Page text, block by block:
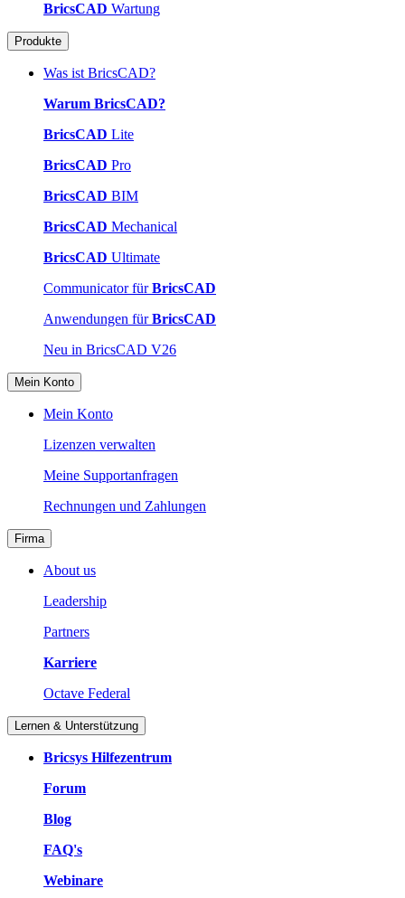
BricsCAD Wartung
Produkte
Was ist BricsCAD?
Warum BricsCAD?
BricsCAD Lite
BricsCAD Pro
BricsCAD BIM
BricsCAD Mechanical
BricsCAD Ultimate
Communicator fürBricsCAD
Anwendungen fürBricsCAD
Neu in BricsCAD V26
Mein Konto
Mein Konto
Lizenzen verwalten
Meine Supportanfragen
Rechnungen und Zahlungen
Firma
About us
Leadership
Partners
Karriere
Octave Federal
Lernen & Unterstützung
Bricsys Hilfezentrum
Forum
Blog
FAQ's
Webinare